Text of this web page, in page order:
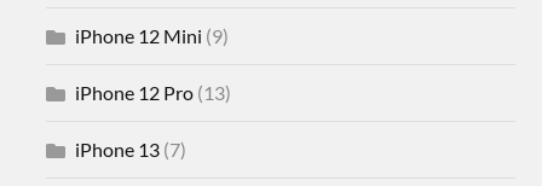
iPhone 12 Mini (9)
iPhone 12 Pro (13)
iPhone 13 (7)